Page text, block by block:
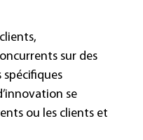
sur des
se
ou les clients et